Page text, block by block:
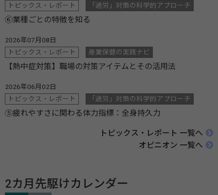
トピックス・レポート 「過労」対策の科学的アプローチ
⑥業種ごとの特徴を知る
2026年07月08日
トピックス・レポート
産業保健の実践ナビ
【熱中症対策】職場の対策アイテムとその活用法
2026年06月02日
トピックス・レポート
「過労」対策の科学的アプローチ
⑤疲れやすさに関わる体力指標：全身持久力
トピックス・レポート 一覧へ
オピニオン 一覧へ
2カ月先駆けカレンダー